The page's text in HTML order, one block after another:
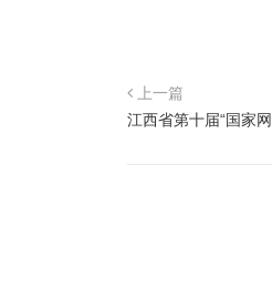
上一篇
江西省第十届“国家